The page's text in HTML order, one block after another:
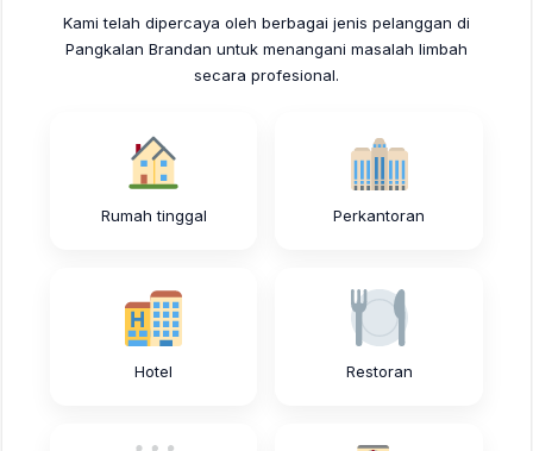
Kami telah dipercaya oleh berbagai jenis pelanggan di
Pangkalan Brandan untuk menangani masalah limbah
secara profesional.
Rumah tinggal Perkantoran
Hotel Restoran